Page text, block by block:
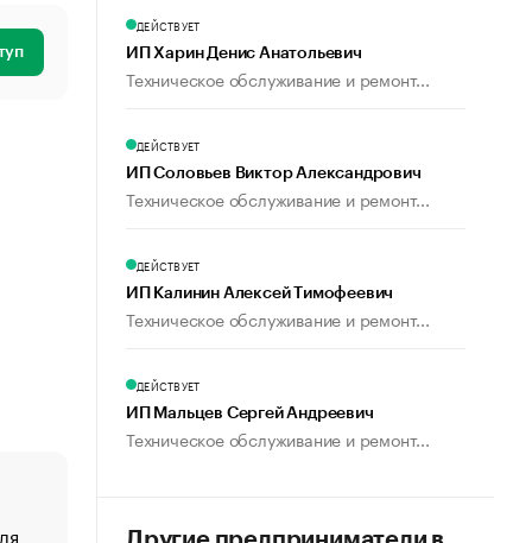
«От спорта тело стареет иначе». Как живет глава
ДЕЙСТВУЕТ
ИП Харин Денис Анатольевич
Техническое обслуживание и ремонт...
ДЕЙСТВУЕТ
ИП Соловьев Виктор Александрович
Техническое обслуживание и ремонт...
ДЕЙСТВУЕТ
ИП Калинин Алексей Тимофеевич
Техническое обслуживание и ремонт...
ДЕЙСТВУЕТ
ИП Мальцев Сергей Андреевич
Техническое обслуживание и ремонт...